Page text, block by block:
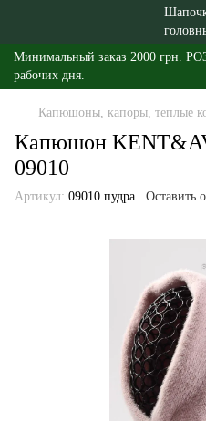
Минимальный заказ 2000 грн.
рабочих дня.
Капюшоны, капоры, теплые
Капюшон
09010
Артикул: 09010 пудра Оставить